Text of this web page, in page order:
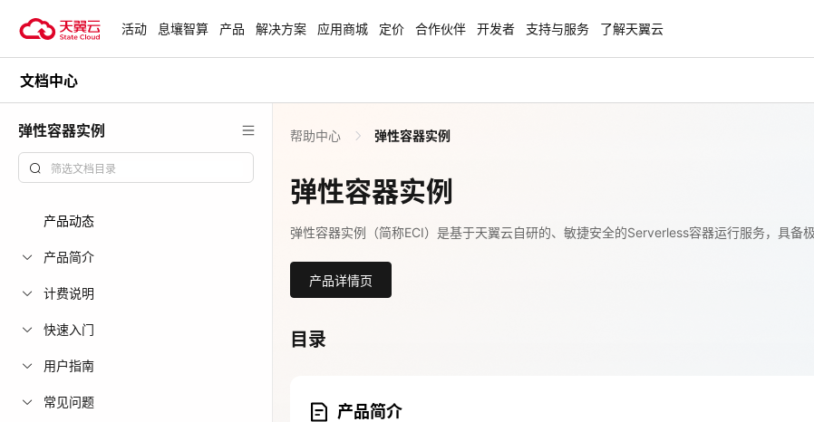
试用，产品折扣等，助您降本增
安全隔离版OpenClaw
起
企业出海解决方案 NEW 天翼云信创专区 NEW
爆款云主机全场特惠，2核4G只要1.8折起！
活动 息壤智算 产品 解决方案 应用商城 定价 合作伙伴 开发者 支持与服务 了解天翼云
文档中心
弹性容器实例
产品动态
产品简介
计费说明
快速入门
用户指南
常见问题
帮助中心 弹性容器实例
弹性容器实例
弹性容器实例（简称ECI）是基于天翼云自研的、敏捷安全的Serverless容器运行服务，具备
产品详情页
目录
产品简介